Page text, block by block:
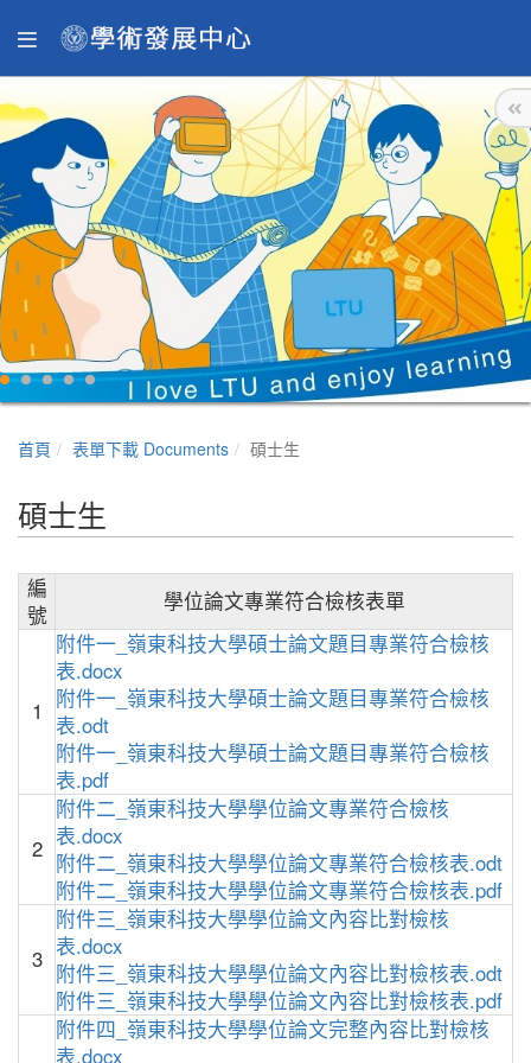
首頁 表單下載 Documents 碩士生
碩士生
編
號
學位論文專業符合檢核表單
1
附件一_嶺東科技大學碩士論文題目專業符合檢核
表.docx
附件一_嶺東科技大學碩士論文題目專業符合檢核
表.odt
附件一_嶺東科技大學碩士論文題目專業符合檢核
表.pdf
2
附件二_嶺東科技大學學位論文專業符合檢核
表.docx
附件二_嶺東科技大學學位論文專業符合檢核表.odt
附件二_嶺東科技大學學位論文專業符合檢核表.pdf
3
附件三_嶺東科技大學學位論文內容比對檢核
表.docx
附件三_嶺東科技大學學位論文內容比對檢核表.odt
附件三_嶺東科技大學學位論文內容比對檢核表.pdf
附件四_嶺東科技大學學位論文完整內容比對檢核
表.docx